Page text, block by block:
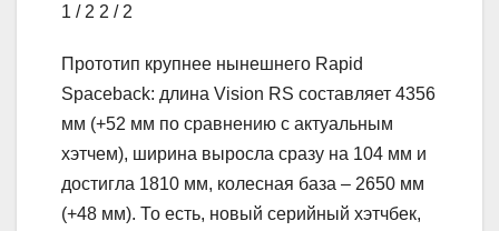
1 / 2 2 / 2
Прототип крупнее нынешнего Rapid
Spaceback: длина Vision RS составляет 4356
мм (+52 мм по сравнению с актуальным
хэтчем), ширина выросла сразу на 104 мм и
достигла 1810 мм, колесная база – 2650 мм
(+48 мм). То есть, новый серийный хэтчбек,